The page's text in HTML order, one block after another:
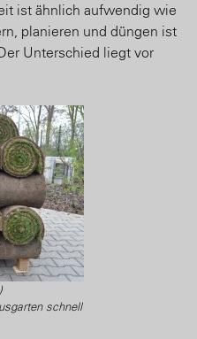
ist ähnlich aufwendig wie
planieren und düngen ist
Unterschied liegt vor
schnell